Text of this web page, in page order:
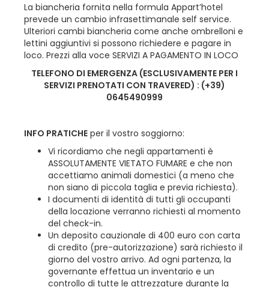
La biancheria fornita nella formula Appart’hotel
prevede un cambio infrasettimanale self service.
Ulteriori cambi biancheria come anche ombrelloni e
lettini aggiuntivi si possono richiedere e pagare in
loco. Prezzi alla voce SERVIZI A PAGAMENTO IN LOCO
TELEFONO DI EMERGENZA (ESCLUSIVAMENTE PER I
SERVIZI PRENOTATI CON TRAVERED) : (+39)
0645490999
INFO PRATICHE per il vostro soggiorno:
Vi ricordiamo che negli appartamenti è
ASSOLUTAMENTE VIETATO FUMARE e che non
accettiamo animali domestici (a meno che
non siano di piccola taglia e previa richiesta).
I documenti di identità di tutti gli occupanti
della locazione verranno richiesti al momento
del check-in.
Un deposito cauzionale di 400 euro con carta
di credito (pre-autorizzazione) sarà richiesto il
giorno del vostro arrivo. Ad ogni partenza, la
governante effettua un inventario e un
controllo di tutte le attrezzature durante la